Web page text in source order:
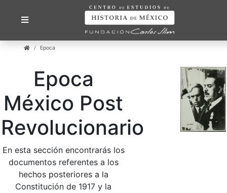
Epoca
Epoca
México Post
Revolucionario
En esta sección encontrarás los
documentos referentes a los
hechos posteriores a la
Constitución de 1917 y la